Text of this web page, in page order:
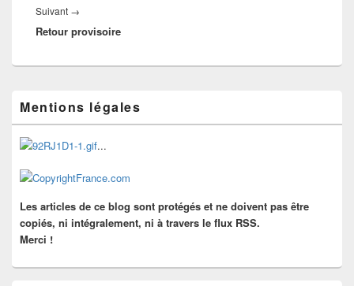
Suivant →
suivant :
Retour provisoire
principale
de
widget
pour
barre
Mentions légales
...
Les articles de ce blog sont protégés et ne doivent pas être
copiés, ni intégralement, ni à travers le flux RSS.
Merci !